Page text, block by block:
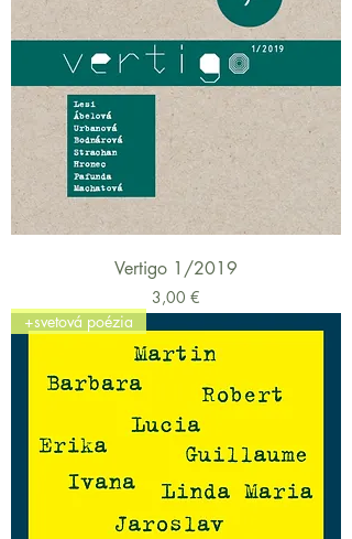
Vertigo 1/2019
Cena
3,00 €
+svetová poézia